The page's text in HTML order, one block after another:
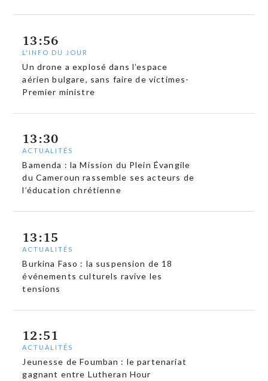
13:56
L'INFO DU JOUR
Un drone a explosé dans l’espace
aérien bulgare, sans faire de victimes-
Premier ministre
13:30
ACTUALITÉS
Bamenda : la Mission du Plein Évangile
du Cameroun rassemble ses acteurs de
l’éducation chrétienne
13:15
ACTUALITÉS
Burkina Faso : la suspension de 18
événements culturels ravive les
tensions
12:51
ACTUALITÉS
Jeunesse de Foumban : le partenariat
gagnant entre Lutheran Hour